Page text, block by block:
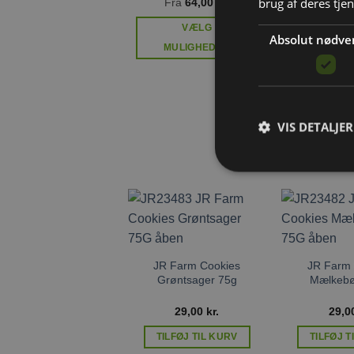
VÆLG
MULIGHEDER
Mulighederne
vælges
på
JR Farm
JR Farm Cookies
Grøntsager 75g
29,00 kr.
TILFØJ TIL KURV
JR Farm
TILFØJ
Absolut
VIS DETALJER